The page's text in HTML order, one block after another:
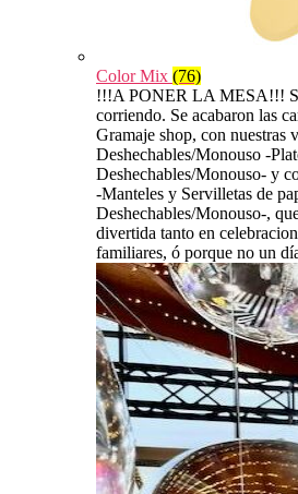
Color Mix (76)
!!!A PONER LA MESA!!!
corriendo. Se acabaron las
Gramaje shop, con nuestras
Deshechables/Monouso -
Deshechables/Monouso- y
-Manteles y Servilletas de
Deshechables/Monouso-,
divertida tanto en
familiares, ó porque no un